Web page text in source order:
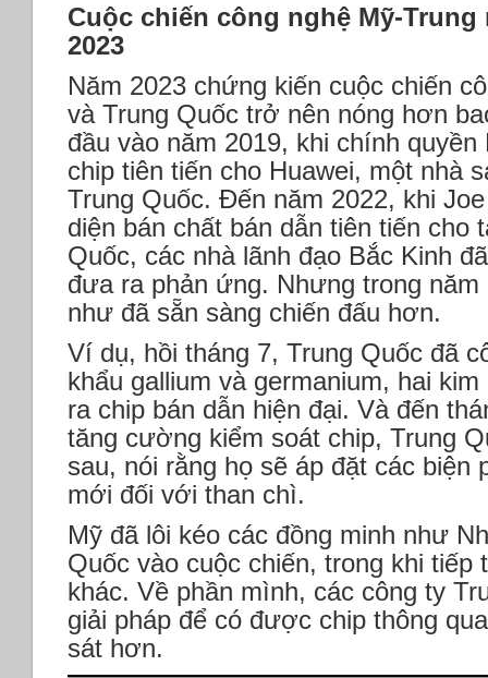
Cuộc chiến công nghệ Mỹ-
2023
Năm 2023 chứng kiến cuộc chiến
và Trung Quốc trở nên nóng hơn
đầu vào năm 2019, khi chính
chip tiên tiến cho Huawei, một nhà
Trung Quốc. Đến năm 2022, khi
diện bán chất bán dẫn tiên tiến cho
Quốc, các nhà lãnh đạo Bắc Kinh
đưa ra phản ứng. Nhưng trong
như đã sẵn sàng chiến đấu hơn.
Ví dụ, hồi tháng 7, Trung Quốc đã
khẩu gallium và germanium, hai
ra chip bán dẫn hiện đại. Và đến
tăng cường kiểm soát chip, Trung
sau, nói rằng họ sẽ áp đặt các biện
mới đối với than chì.
Mỹ đã lôi kéo các đồng minh như
Quốc vào cuộc chiến, trong khi
khác. Về phần mình, các công ty
giải pháp để có được chip thông
sát hơn.